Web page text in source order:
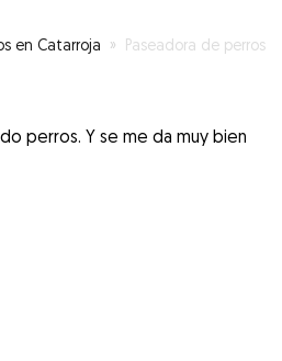
en Catarroja » Paseadora de perros
perros. Y se me da muy bien